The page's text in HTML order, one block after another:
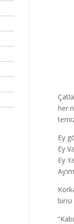
her
Ey
Ey
Ey